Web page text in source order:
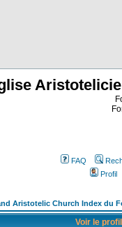
FAQ
Profil
Aristotelic Church Index du
Voir le